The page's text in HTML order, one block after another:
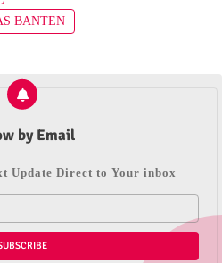
BANTEN
by Email
Update Direct to Your inbox